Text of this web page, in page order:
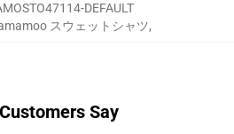
DEFAULT
スウェットシャツ,
Say